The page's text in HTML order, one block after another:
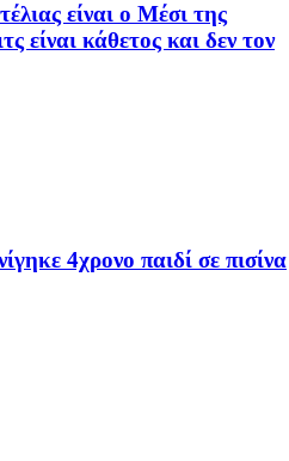
είναι ο Μέσι της
είναι κάθετος και δεν τον
4χρονο παιδί σε πισίνα